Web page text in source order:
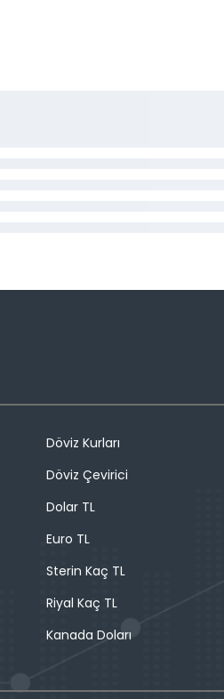
Döviz Kurları
Döviz Çevirici
Dolar TL
Euro TL
Sterin Kaç TL
Riyal Kaç TL
Kanada Doları